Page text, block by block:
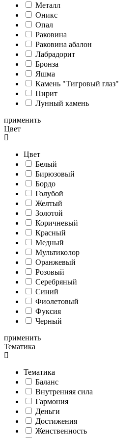
Металл
Оникс
Опал
Раковина
Раковина абалон
Лабрадорит
Бронза
Яшма
Камень "Тигровый глаз"
Пирит
Лунный камень
применить
Цвет
Цвет
Белый
Бирюзовый
Бордо
Голубой
Желтый
Золотой
Коричневый
Красный
Медный
Мультиколор
Оранжевый
Розовый
Серебряный
Синий
Фиолетовый
Фуксия
Черный
применить
Тематика
Тематика
Баланс
Внутренняя сила
Гармония
Деньги
Достижения
Женственность